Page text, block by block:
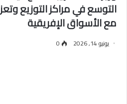
التوسع في مراكز التوزيع
مع الأسواق الإفريقية
يونيو 14, 2026 0